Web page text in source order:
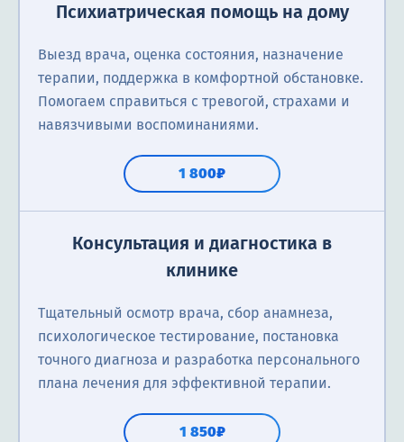
Психиатрическая помощь на дому
Выезд врача, оценка состояния, назначение
терапии, поддержка в комфортной обстановке.
Помогаем справиться с тревогой, страхами и
навязчивыми воспоминаниями.
1 800₽
Консультация и диагностика в
клинике
Тщательный осмотр врача, сбор анамнеза,
психологическое тестирование, постановка
точного диагноза и разработка персонального
плана лечения для эффективной терапии.
1 850₽